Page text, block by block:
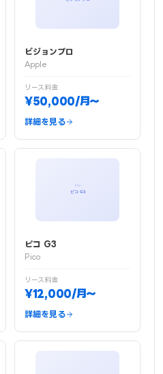
ビジョンプロ
Apple
リース料金
¥50,000/月〜
詳細を見る
ピコ G3
Pico
リース料金
¥12,000/月〜
詳細を見る